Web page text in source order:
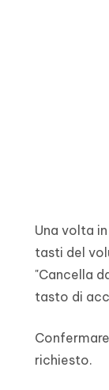
Una volta
tasti del
"Cancella
tasto di
richiesto.